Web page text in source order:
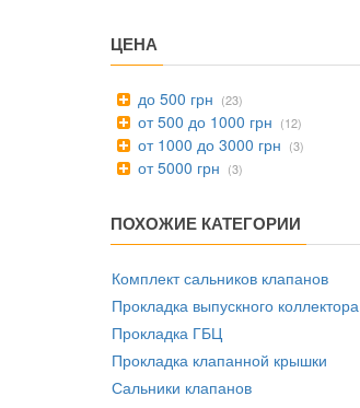
ЦЕНА
до 500 грн (23)
от 500 до 1000 грн (12)
от 1000 до 3000 грн (3)
от 5000 грн (3)
ПОХОЖИЕ КАТЕГОРИИ
Комплект сальников клапанов
Прокладка выпускного коллектора
Прокладка ГБЦ
Прокладка клапанной крышки
Сальники клапанов